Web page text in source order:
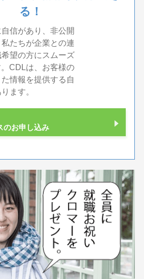
る！
信があり、非公開
たちが企業との連
望の方にスムーズ
CDLは、お客様の
情報を提供する自
ます。
のお申し込み